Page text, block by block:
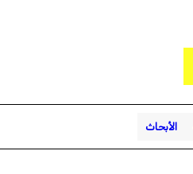
الأبحاث